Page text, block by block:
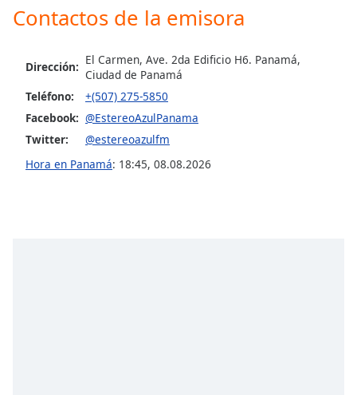
Area
Background
Color
Contactos de la emisora
Dirección: El Carmen, Ave. 2da Edificio H6. Panamá,
Ciudad de Panamá
Teléfono:
+(507) 275-5850
Facebook: @EstereoAzulPanama
Twitter:
@estereoazulfm
Hora en Panamá: 18:45, 08.08.2026